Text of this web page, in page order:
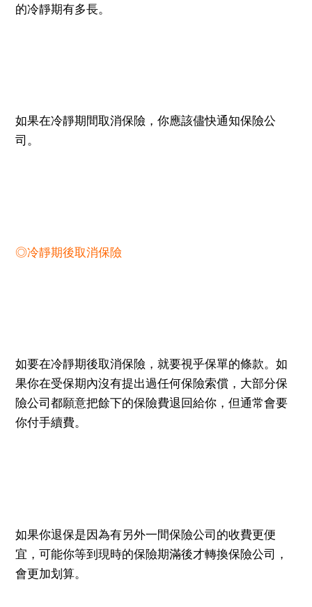
的冷靜期有多長。
如果在冷靜期間取消保險，你應該儘快通知保險公
司。
◎冷靜期後取消保險
如要在冷靜期後取消保險，就要視乎保單的條款。如
果你在受保期內沒有提出過任何保險索償，大部分保
險公司都願意把餘下的保險費退回給你，但通常會要
你付手續費。
如果你退保是因為有另外一間保險公司的收費更便
宜，可能你等到現時的保險期滿後才轉換保險公司，
會更加划算。